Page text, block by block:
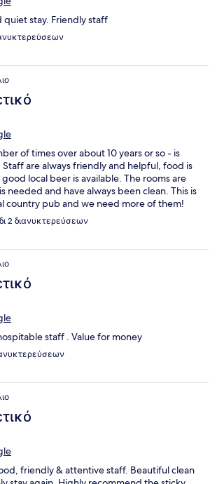
quiet stay. Friendly staff
of times over about 10 years or so - is
are always friendly and helpful, food is
local beer is available. The rooms are
needed and have always been clean. This is
country pub and we need more of them!
2 διανυκτερεύσεων
staff . Value for money
friendly & attentive staff. Beautiful clean